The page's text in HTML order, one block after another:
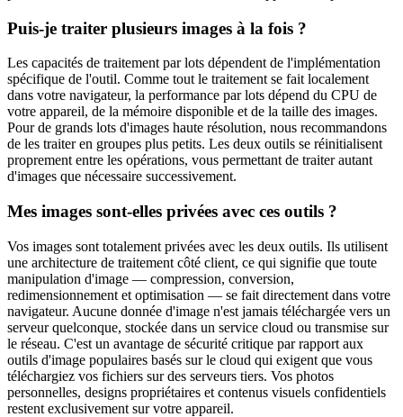
Puis-je traiter plusieurs images à la fois ?
Les capacités de traitement par lots dépendent de l'implémentation
spécifique de l'outil. Comme tout le traitement se fait localement
dans votre navigateur, la performance par lots dépend du CPU de
votre appareil, de la mémoire disponible et de la taille des images.
Pour de grands lots d'images haute résolution, nous recommandons
de les traiter en groupes plus petits. Les deux outils se réinitialisent
proprement entre les opérations, vous permettant de traiter autant
d'images que nécessaire successivement.
Mes images sont-elles privées avec ces outils ?
Vos images sont totalement privées avec les deux outils. Ils utilisent
une architecture de traitement côté client, ce qui signifie que toute
manipulation d'image — compression, conversion,
redimensionnement et optimisation — se fait directement dans votre
navigateur. Aucune donnée d'image n'est jamais téléchargée vers un
serveur quelconque, stockée dans un service cloud ou transmise sur
le réseau. C'est un avantage de sécurité critique par rapport aux
outils d'image populaires basés sur le cloud qui exigent que vous
téléchargiez vos fichiers sur des serveurs tiers. Vos photos
personnelles, designs propriétaires et contenus visuels confidentiels
restent exclusivement sur votre appareil.